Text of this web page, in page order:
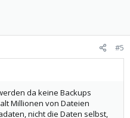
#5
da keine Backups
Millionen von Dateien
nicht die Daten selbst,